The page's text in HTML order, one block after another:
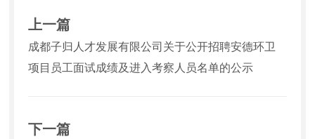
上一篇
成都子归人才发展有限公司关于公开招聘安德环卫
项目员工面试成绩及进入考察人员名单的公示
下一篇